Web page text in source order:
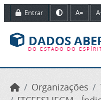
Ir para o conteúdo principal
Entrar A=
DADOS
DO ESTADO DO
Organizações